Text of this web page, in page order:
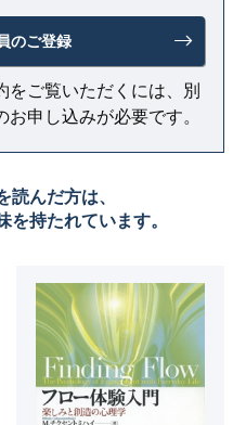
のご登録
ご覧いただくには、別
申し込みが必要です。
読んだ方は、
を持たれています。